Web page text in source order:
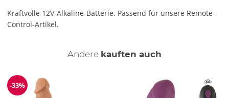
Kraftvolle 12V-Alkaline-Batterie. Passend für unsere Remote-
Control-Artikel.
Andere kauften auch
Reduzierung
-33%